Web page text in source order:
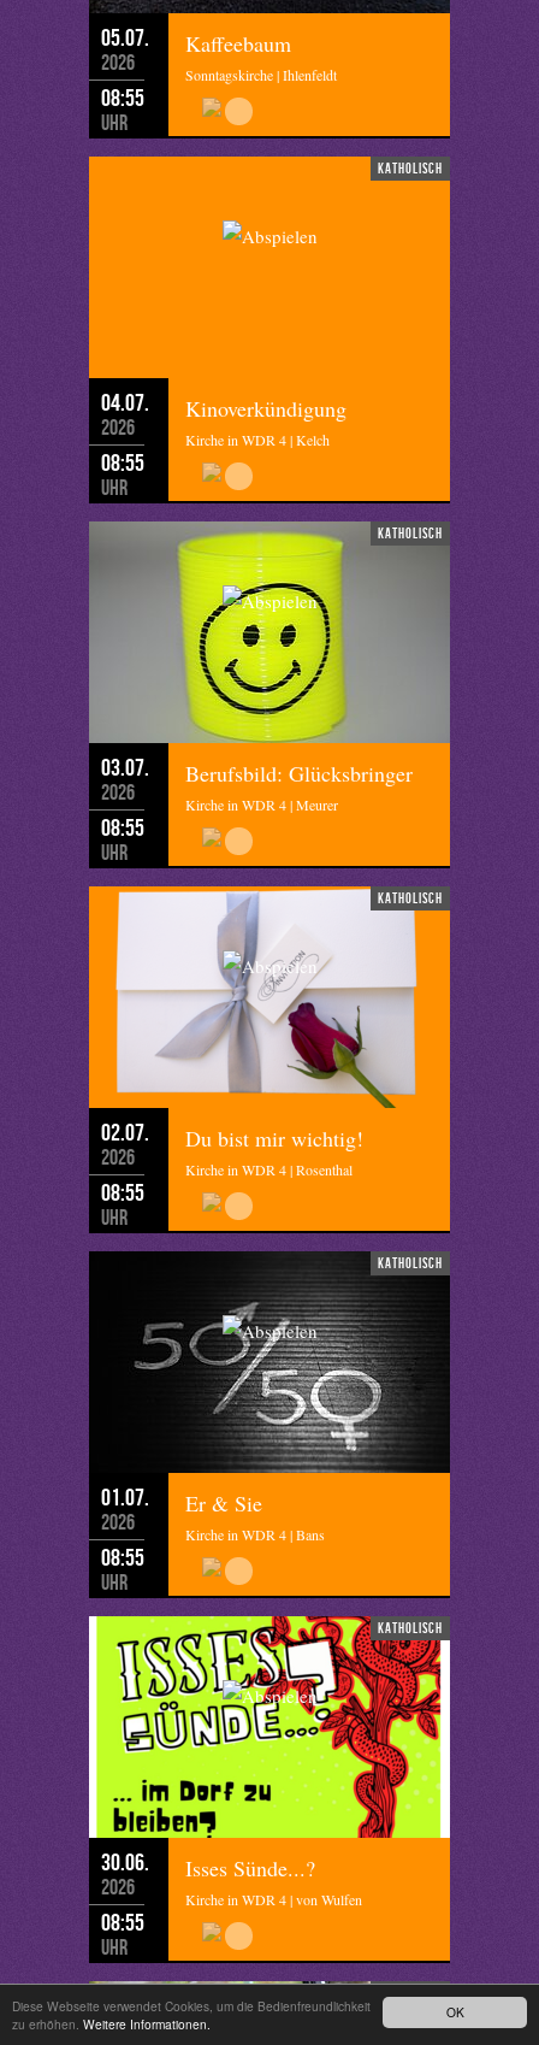
OK
Diese Webseite verwendet Cookies, um die Bedienfreundlichkeit
zu erhöhen. Weitere Informationen.
05.07.
2026
08:55
Uhr
Kaffeebaum
Sonntagskirche | Ihlenfeldt
katholisch
04.07.
2026
08:55
Uhr
Kinoverkündigung
Kirche in WDR 4 | Kelch
katholisch
03.07.
2026
08:55
Uhr
Berufsbild: Glücksbringer
Kirche in WDR 4 | Meurer
katholisch
02.07.
2026
08:55
Uhr
Du bist mir wichtig!
Kirche in WDR 4 | Rosenthal
katholisch
01.07.
2026
08:55
Uhr
Er & Sie
Kirche in WDR 4 | Bans
katholisch
30.06.
2026
08:55
Uhr
Isses Sünde...?
Kirche in WDR 4 | von Wulfen